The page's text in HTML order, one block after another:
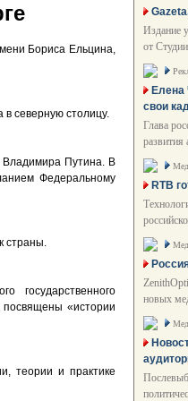
Бориса Ельцина,
северную столицу.
Владимира Путина. В
Федеральному
страны.
государственного
посвящены «истории
теории и практике
Издание
от
Елена
свои
Глава
развития
RTB
новых